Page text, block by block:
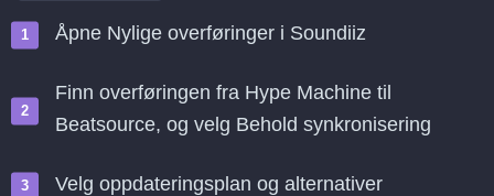
Åpne Nylige overføringer i Soundiiz
Finn overføringen fra Hype Machine til
Beatsource, og velg Behold synkronisering
Velg oppdateringsplan og alternativer